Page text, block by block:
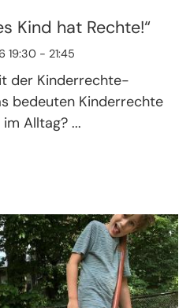
Kind hat Rechte!“
19:30 - 21:45
der Kinderrechte-
bedeuten Kinderrechte
Alltag? ...